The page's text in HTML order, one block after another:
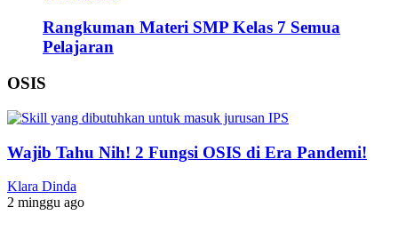
Rangkuman Materi SMP Kelas 7 Semua
Pelajaran
OSIS
Wajib Tahu Nih! 2 Fungsi OSIS di Era Pandemi!
Klara Dinda
2 minggu ago